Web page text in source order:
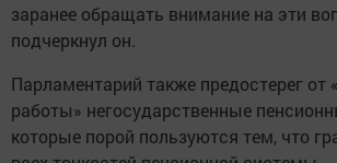
заранее обращать внимание на эти
подчеркнул он.
Парламентарий также предостерег от
работы» негосударственные
которые порой пользуются тем, что